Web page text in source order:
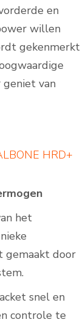
en
willen
gekenmerkt
van
HRD+
het
gemaakt door
snel en
controle te